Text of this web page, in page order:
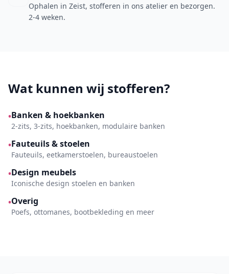
Ophalen in Zeist, stofferen in ons atelier en bezorgen.
2-4 weken.
Wat kunnen wij stofferen?
•Banken & hoekbanken
2-zits, 3-zits, hoekbanken, modulaire banken
•Fauteuils & stoelen
Fauteuils, eetkamerstoelen, bureaustoelen
•Design meubels
Iconische design stoelen en banken
•Overig
Poefs, ottomanes, bootbekleding en meer